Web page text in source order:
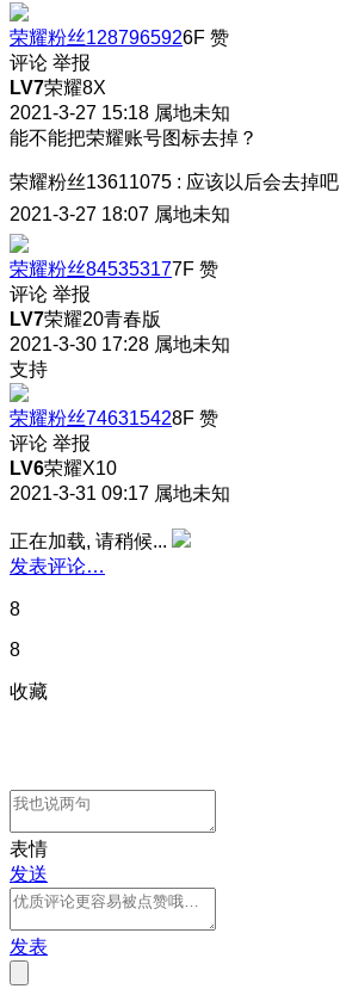
荣耀粉丝1287965926F 赞
评论 举报
LV7荣耀8X
2021-3-27 15:18 属地未知
能不能把荣耀账号图标去掉？
荣耀粉丝13611075 : 应该以后会去掉吧
2021-3-27 18:07 属地未知
荣耀粉丝845353177F 赞
评论 举报
LV7荣耀20青春版
2021-3-30 17:28 属地未知
支持
荣耀粉丝746315428F 赞
评论 举报
LV6荣耀X10
2021-3-31 09:17 属地未知
正在加载, 请稍候...
发表评论…
8
8
收藏
表情
发送
发表